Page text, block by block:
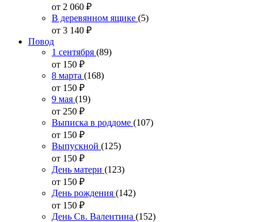
от 2 060 ₽
В деревянном ящике (5)
от 3 140 ₽
Повод
1 сентября (89)
от 150 ₽
8 марта (168)
от 150 ₽
9 мая (19)
от 250 ₽
Выписка в роддоме (107)
от 150 ₽
Выпускной (125)
от 150 ₽
День матери (123)
от 150 ₽
День рождения (142)
от 150 ₽
День Св. Валентина (152)